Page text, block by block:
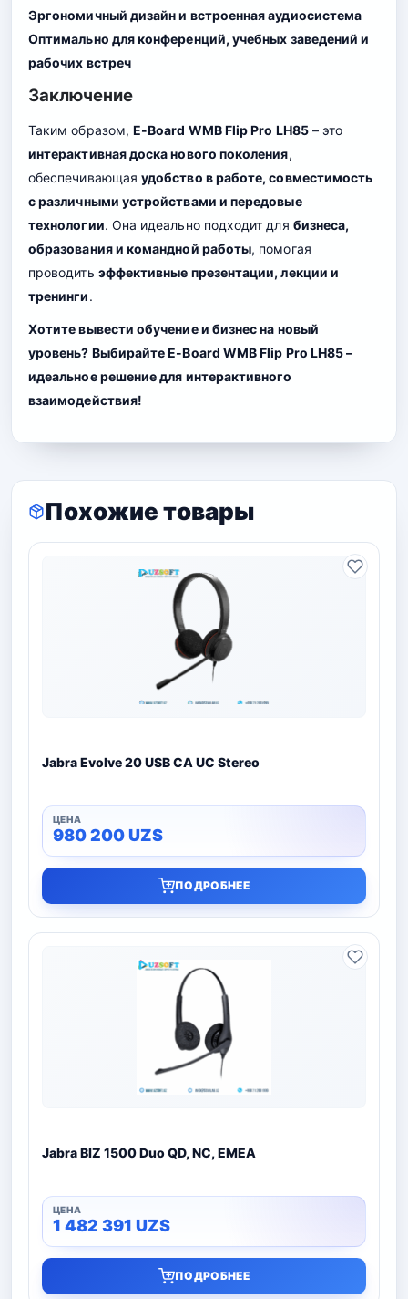
Эргономичный дизайн и встроенная аудиосистема
Оптимально для конференций, учебных заведений и
рабочих встреч
Заключение
Таким образом,E-Board WMB Flip Pro LH85– это
интерактивная доска нового поколения,
обеспечивающаяудобство в работе, совместимость
с различными устройствами и передовые
технологии. Она идеально подходит для бизнеса,
образования и командной работы, помогая
проводить эффективные презентации, лекции и
тренинги.
Хотите вывести обучение и бизнес на новый
уровень? Выбирайте E-Board WMB Flip Pro LH85 –
идеальное решение для интерактивного
взаимодействия!
Похожие товары
Jabra Evolve 20 USB CA UC Stereo
980 200UZS
ПОДРОБНЕЕ
Jabra BIZ 1500 Duo QD, NC, EMEA
1 482 391 UZS
ПОДРОБНЕЕ